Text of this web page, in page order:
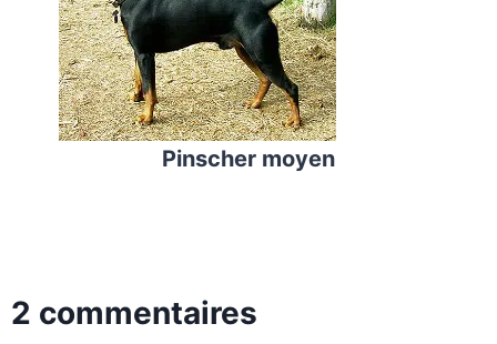
Pinscher moyen
2 commentaires